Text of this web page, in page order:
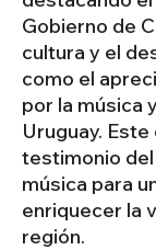
Gobierno de
cultura y el
como el
por la música
Uruguay.
testimonio
música para
enriquecer la
región.